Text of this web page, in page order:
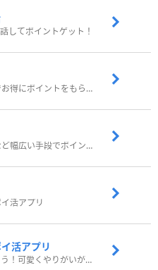
してポイントゲット！
歩いてポイ活！日常生活でお得にポイントをもらおう
歩いたりアンケート回答など幅広い手段でポイントをゲット
活アプリ
活アプリ
ペットを育ってポイ活しよう！可愛くやりがいがある新感覚アプリ